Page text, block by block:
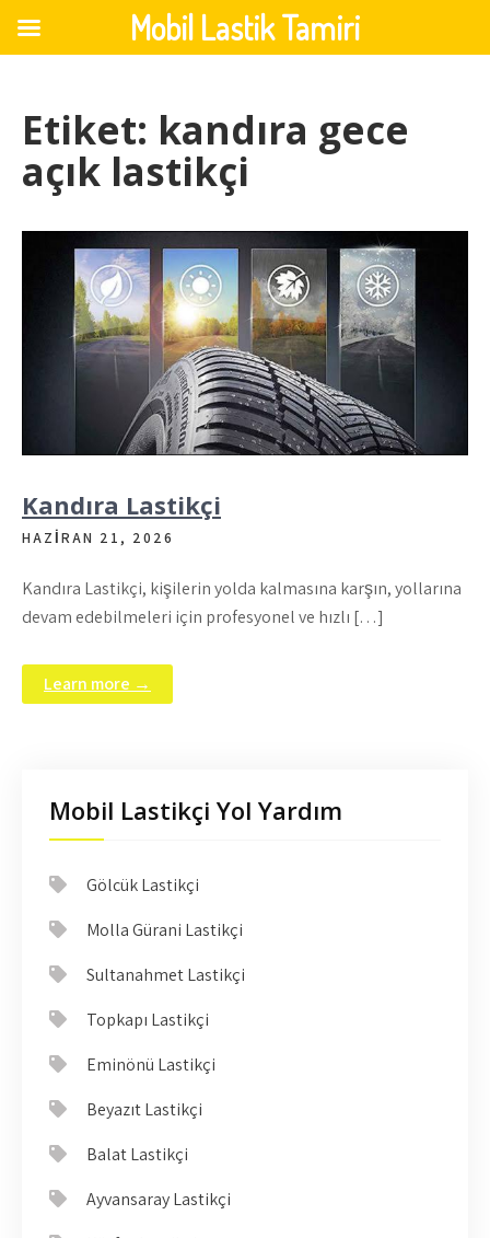
content
Etiket: kandıra gece
açık lastikçi
Kandıra Lastikçi
HAZIRAN 21, 2026
Kandıra Lastikçi, kişilerin yolda kalmasına karşın, yollarına
devam edebilmeleri için profesyonel ve hızlı […]
Learn more →
Mobil Lastikçi Yol Yardım
Gölcük Lastikçi
Molla Gürani Lastikçi
Sultanahmet Lastikçi
Topkapı Lastikçi
Eminönü Lastikçi
Beyazıt Lastikçi
Balat Lastikçi
Ayvansaray Lastikçi
Mobil Lastik Tamiri